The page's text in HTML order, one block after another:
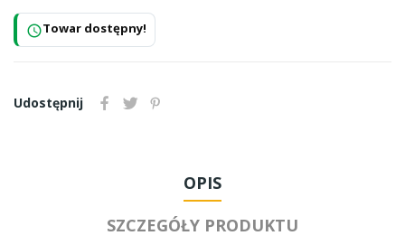
scheduleTowar dostępny!
Udostępnij
OPIS
SZCZEGÓŁY PRODUKTU